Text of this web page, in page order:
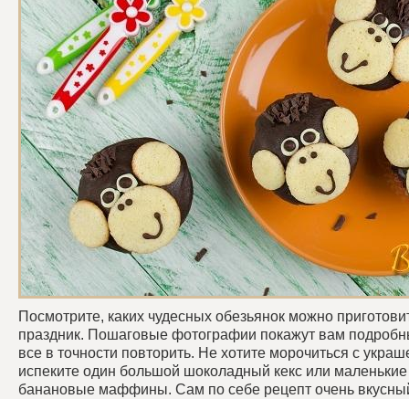
Посмотрите, каких чудесных обезьянок можно
праздник. Пошаговые фотографии покажут вам
все в точности повторить. Не хотите морочиться с
испеките один большой шоколадный кекс или
банановые маффины. Сам по себе рецепт очень